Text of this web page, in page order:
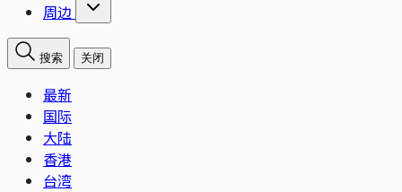
周边
搜索 关闭
最新
国际
大陆
香港
台湾